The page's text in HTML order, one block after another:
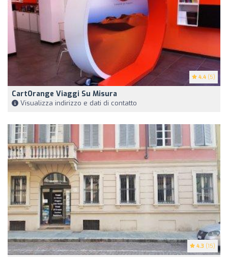
4.4 (5)
CartOrange Viaggi Su Misura
Visualizza indirizzo e dati di contatto
4.3 (15)